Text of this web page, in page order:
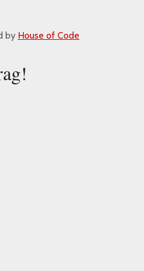
by House of Code